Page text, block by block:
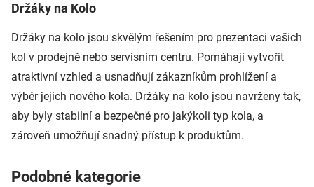
Držáky na Kolo
Držáky na kolo jsou skvělým řešením pro prezentaci vašich
kol v prodejně nebo servisním centru. Pomáhají vytvořit
atraktivní vzhled a usnadňují zákazníkům prohlížení a
výběr jejich nového kola. Držáky na kolo jsou navrženy tak,
aby byly stabilní a bezpečné pro jakýkoli typ kola, a
zároveň umožňují snadný přístup k produktům.
Podobné kategorie